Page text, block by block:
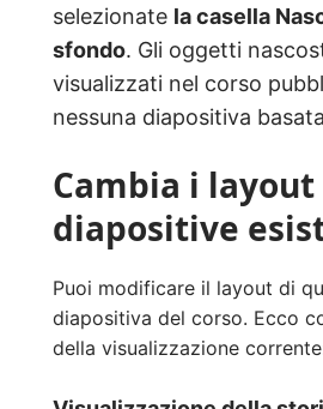
selezionate la casella
sfondo. Gli oggetti
visualizzati nel corso
nessuna diapositiva
Cambia i
diapositive
Puoi modificare il layout di
diapositiva del corso. Ecco
della visualizzazione